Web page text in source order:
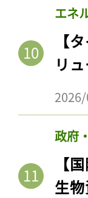
エネ
【
リ
政府
【
生